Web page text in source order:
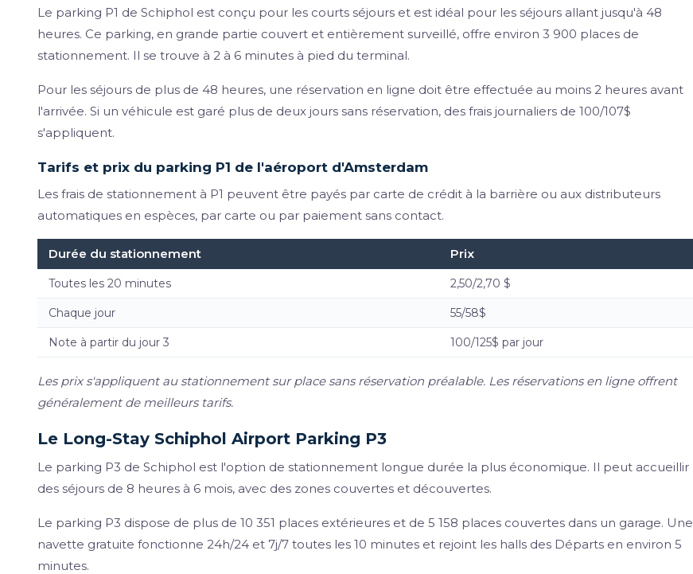
Le parking P1 de Schiphol est conçu pour les courts séjours et est idéal pour les séjours allant jusqu'à 48
heures. Ce parking, en grande partie couvert et entièrement surveillé, offre environ 3 900 places de
stationnement. Il se trouve à 2 à 6 minutes à pied du terminal.
Pour les séjours de plus de 48 heures, une réservation en ligne doit être effectuée au moins 2 heures avant
l'arrivée. Si un véhicule est garé plus de deux jours sans réservation, des frais journaliers de 100/107$
s'appliquent.
Tarifs et prix du parking P1 de l'aéroport d'Amsterdam
Les frais de stationnement à P1 peuvent être payés par carte de crédit à la barrière ou aux distributeurs
automatiques en espèces, par carte ou par paiement sans contact.
Durée du stationnement Prix
Toutes les 20 minutes 2,50/2,70 $
Chaque jour 55/58$
Note à partir du jour 3 100/125$ par jour
Les prix s'appliquent au stationnement sur place sans réservation préalable. Les réservations en ligne offrent
généralement de meilleurs tarifs.
Le Long-Stay Schiphol Airport Parking P3
Le parking P3 de Schiphol est l'option de stationnement longue durée la plus économique. Il peut accueillir
des séjours de 8 heures à 6 mois, avec des zones couvertes et découvertes.
Le parking P3 dispose de plus de 10 351 places extérieures et de 5 158 places couvertes dans un garage. Une
navette gratuite fonctionne 24h/24 et 7j/7 toutes les 10 minutes et rejoint les halls des Départs en environ 5
minutes.